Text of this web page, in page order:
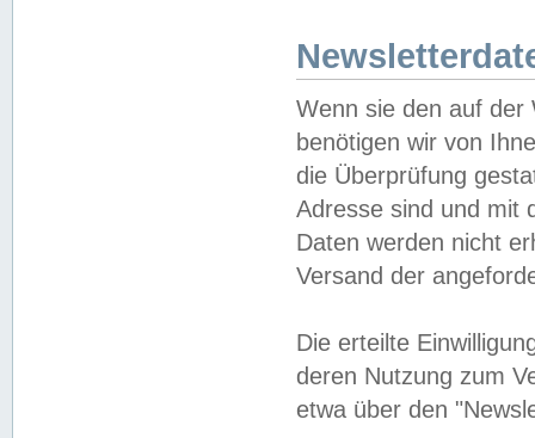
Wenn sie den auf der
benötigen wir von
die Überprüfung
Adresse sind und mit
Daten werden nicht
Versand der
Die erteilte
deren Nutzung zum
etwa über den